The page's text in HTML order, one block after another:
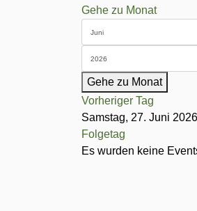
Gehe zu Monat
Gehe zu Monat
Vorheriger Tag
Samstag, 27. Juni 2026
Folgetag
Es wurden keine